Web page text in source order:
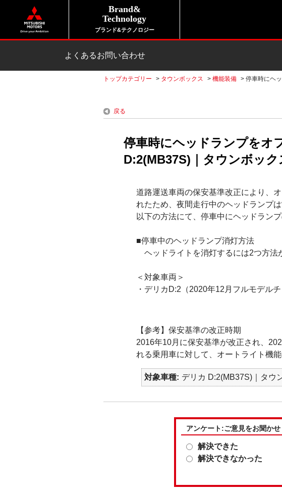
Brand&
Technology
ブランド&テクノロジー
よくあるお問い合わせ
トップカテゴリー > タウンボックス > 機能装備 > 停車時にヘ
戻る
停車時にヘッドランプをオ
D:2(MB37S)｜タウンボック
道路運送車両の保安基準改正により、
れたため、夜間走行中のヘッドランプ
以下の方法にて、停車中にヘッドラン
■停車中のヘッドランプ消灯方法
ヘッドライトを消灯するには2つ方法
＜対象車両＞
・デリカD:2（2020年12月フルモデル
【参考】保安基準の改正時期
2016年10月に保安基準が改正され、
れる乗用車に対して、オートライト機
対象車種 デリカ D:2(MB37S)｜タウ
アンケート:ご意見をお聞か
解決できた
解決できなかった